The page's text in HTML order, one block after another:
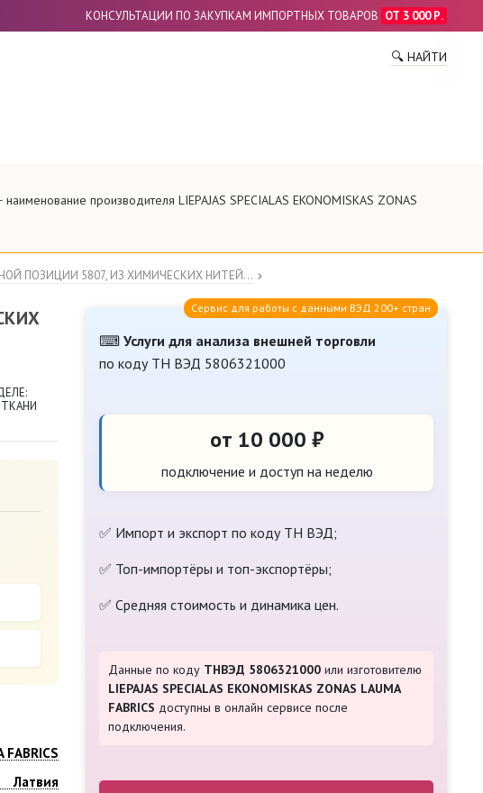
КОНСУЛЬТАЦИИ ПО ЗАКУПКАМ ИМПОРТНЫХ ТОВАРОВ ОТ 3 000 Р.
🔍 НАЙТИ
производителя LIEPAJAS SPECIALAS EKONOMISKAS ZONAS
ПОЗИЦИИ 5807, ИЗ ХИМИЧЕСКИХ НИТЕЙ...
FABRICS
Латвия
⌨ Услуги для анализа внешней торговли
по коду ТН ВЭД 5806321000
Сервис для работы с данными ВЭД 200+ стран
от 10 000 ₽
подключение и доступ на неделю
✅ Импорт и экспорт по коду ТН ВЭД;
✅ Топ-импортёры и топ-экспортёры;
✅ Средняя стоимость и динамика цен.
Данные по коду ТНВЭД 5806321000или изготовителю
LIEPAJAS SPECIALAS EKONOMISKAS ZONAS LAUMA
FABRICS доступны в онлайн сервисе после
подключения.